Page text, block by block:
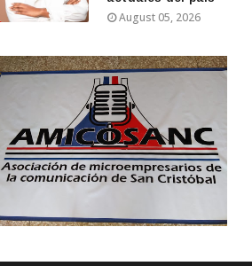
August 05, 2026